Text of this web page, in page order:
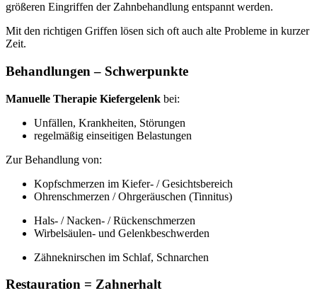
größeren Eingriffen der Zahnbehandlung entspannt werden.
Mit den richtigen Griffen lösen sich oft auch alte Probleme in kurzer
Zeit.
Behandlungen – Schwerpunkte
Manuelle Therapie Kiefergelenk bei:
Unfällen, Krankheiten, Störungen
regelmäßig einseitigen Belastungen
Zur Behandlung von:
Kopfschmerzen im Kiefer- / Gesichtsbereich
Ohrenschmerzen / Ohrgeräuschen (Tinnitus)
Hals- / Nacken- / Rückenschmerzen
Wirbelsäulen- und Gelenkbeschwerden
Zähneknirschen im Schlaf, Schnarchen
Restauration = Zahnerhalt